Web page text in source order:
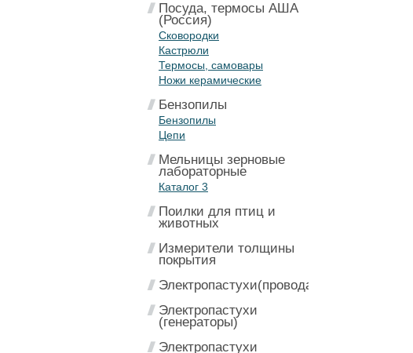
Посуда, термосы АША
(Россия)
Сковородки
Кастрюли
Термосы, самовары
Ножи керамические
Бензопилы
Бензопилы
Цепи
Мельницы зерновые
лабораторные
Каталог 3
Поилки для птиц и
животных
Измерители толщины
покрытия
Электропастухи(провода)
Электропастухи
(генераторы)
Электропастухи